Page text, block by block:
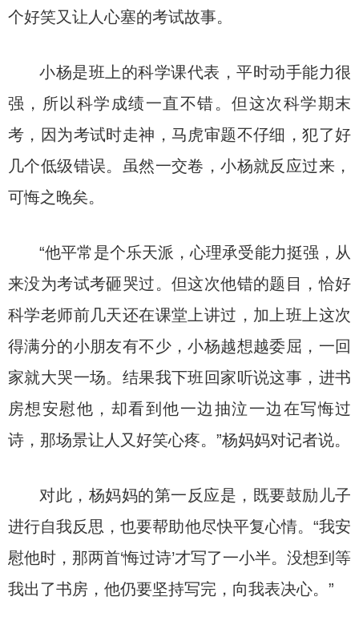
个好笑又让人心塞的考试故事。
小杨是班上的科学课代表，平时动手能力很
强，所以科学成绩一直不错。但这次科学期末
考，因为考试时走神，马虎审题不仔细，犯了好
几个低级错误。虽然一交卷，小杨就反应过来，
可悔之晚矣。
“他平常是个乐天派，心理承受能力挺强，从
来没为考试考砸哭过。但这次他错的题目，恰好
科学老师前几天还在课堂上讲过，加上班上这次
得满分的小朋友有不少，小杨越想越委屈，一回
家就大哭一场。结果我下班回家听说这事，进书
房想安慰他，却看到他一边抽泣一边在写悔过
诗，那场景让人又好笑心疼。”杨妈妈对记者说。
对此，杨妈妈的第一反应是，既要鼓励儿子
进行自我反思，也要帮助他尽快平复心情。“我安
慰他时，那两首‘悔过诗’才写了一小半。没想到等
我出了书房，他仍要坚持写完，向我表决心。”